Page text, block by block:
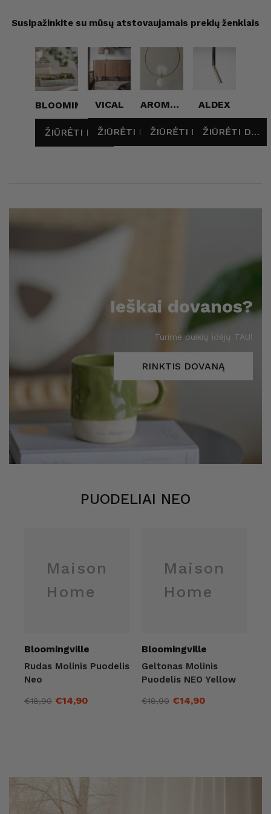
Susipažinkite su mūsų atstovaujamais prekių ženklais
BLOOMINGVILLE
ŽIŪRĖTI DAUGIAU
VICAL
ŽIŪRĖTI DAUGIAU
AROMAS
DEL
CAMPO
ŽIŪRĖTI DAUGIAU
ALDEX
ŽIŪRĖTI DAUGIAU
Ieškai dovanos?
Turime puikių idėjų TAU!
RINKTIS DOVANĄ
PUODELIAI NEO
Maison
Home
Pardavėjas:
Bloomingville
Rudas Molinis Puodelis
Neo
€18,90 €14,90
Maison
Home
Pardavėjas:
Bloomingville
Geltonas Molinis
Puodelis NEO Yellow
€18,90 €14,90